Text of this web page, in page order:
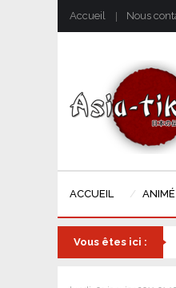
Accueil Nous
ACCUEIL ANIMÉ
Vous êtes ici :